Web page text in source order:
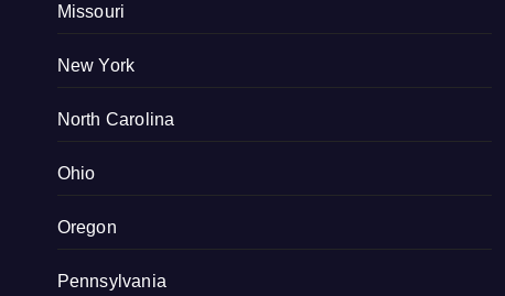
Missouri
New York
North Carolina
Ohio
Oregon
Pennsylvania